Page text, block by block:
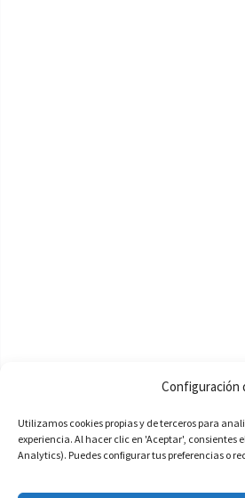
Configuración
Utilizamos cookies propias y de terceros para
experiencia. Al hacer clic en 'Aceptar', consientes
Analytics). Puedes configurar tus preferencias o